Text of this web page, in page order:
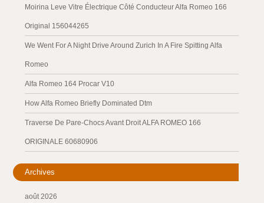
Moirina Leve Vitre Électrique Côté Conducteur Alfa Romeo 166
Original 156044265
We Went For A Night Drive Around Zurich In A Fire Spitting Alfa
Romeo
Alfa Romeo 164 Procar V10
How Alfa Romeo Briefly Dominated Dtm
Traverse De Pare-Chocs Avant Droit ALFA ROMEO 166
ORIGINALE 60680906
Archives
août 2026